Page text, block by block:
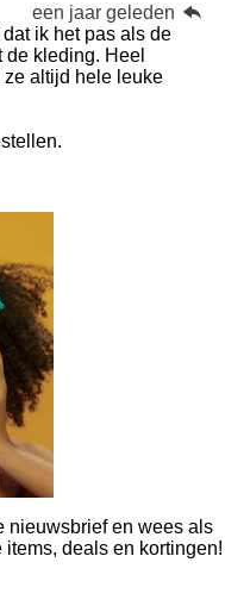
een jaar geleden
ik het pas als de
de kleding. Heel
ze altijd hele leuke
nieuwsbrief en wees als
deals en kortingen!